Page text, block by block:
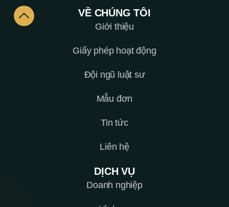
VỀ CHÚNG TÔI
Giới thiệu
Giấy phép hoạt động
Đội ngũ luật sư
Mẫu đơn
Tin tức
Liên hệ
DỊCH VỤ
Doanh nghiệp